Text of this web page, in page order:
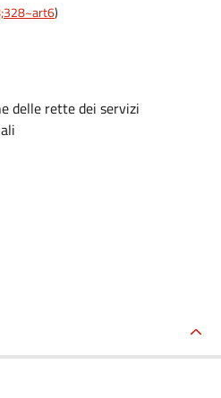
)
delle rette dei servizi